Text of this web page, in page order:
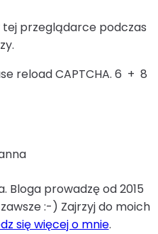
przeglądarce podczas
reload CAPTCHA. 6 + 8
Bloga prowadzę od 2015
:-) Zajrzyj do moich
się więcej o mnie.